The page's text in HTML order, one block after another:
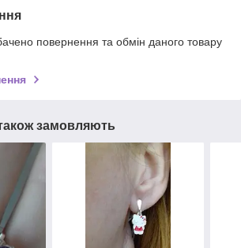
повернення та обмін даного товару
замовляють